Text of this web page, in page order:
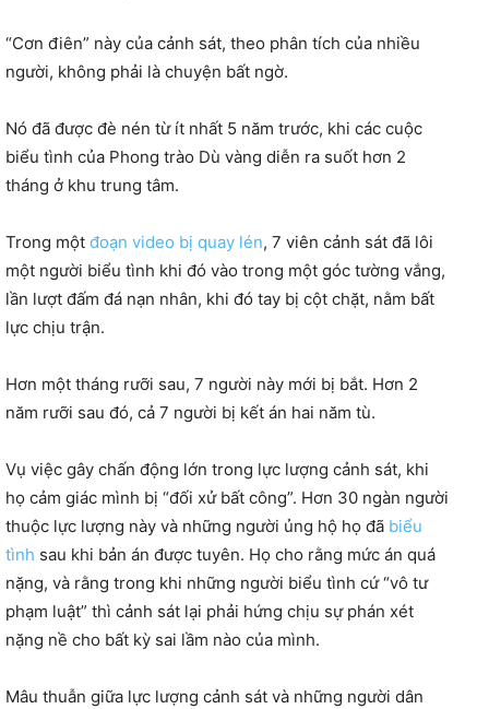
“Cơn điên” này của cảnh sát, theo phân tích của nhiều
người, không phải là chuyện bất ngờ.
Nó đã được đè nén từ ít nhất 5 năm trước, khi các cuộc
biểu tình của Phong trào Dù vàng diễn ra suốt hơn 2
tháng ở khu trung tâm.
Trong một đoạn video bị quay lén, 7 viên cảnh sát đã lôi
một người biểu tình khi đó vào trong một góc tường vắng,
lần lượt đấm đá nạn nhân, khi đó tay bị cột chặt, nằm bất
lực chịu trận.
Hơn một tháng rưỡi sau, 7 người này mới bị bắt. Hơn 2
năm rưỡi sau đó, cả 7 người bị kết án hai năm tù.
Vụ việc gây chấn động lớn trong lực lượng cảnh sát, khi
họ cảm giác mình bị “đối xử bất công”. Hơn 30 ngàn người
thuộc lực lượng này và những người ủng hộ họ đã biểu
tình sau khi bản án được tuyên. Họ cho rằng mức án quá
nặng, và rằng trong khi những người biểu tình cứ “vô tư
phạm luật” thì cảnh sát lại phải hứng chịu sự phán xét
nặng nề cho bất kỳ sai lầm nào của mình.
Mâu thuẫn giữa lực lượng cảnh sát và những người dân